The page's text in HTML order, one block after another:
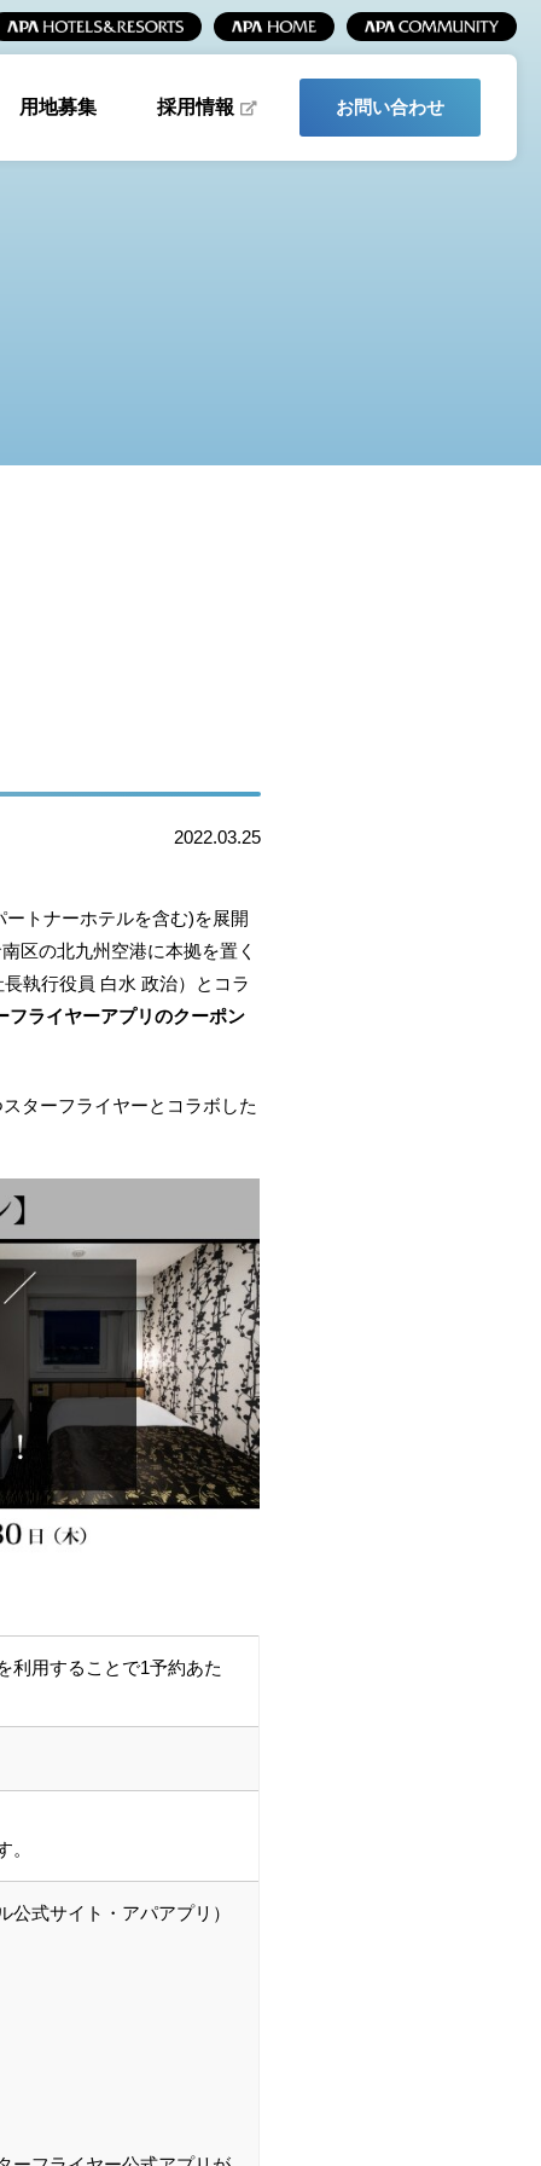
用地募集 採用情報 お問い合わせ
2022.03.25
トナーホテルを含む)を展開
区の北九州空港に本拠を置く
執行役員 白水 政治）とコラ
フライヤーアプリのクーポン
ターフライヤーとコラボした
利用することで1予約あた
式サイト・アパアプリ）